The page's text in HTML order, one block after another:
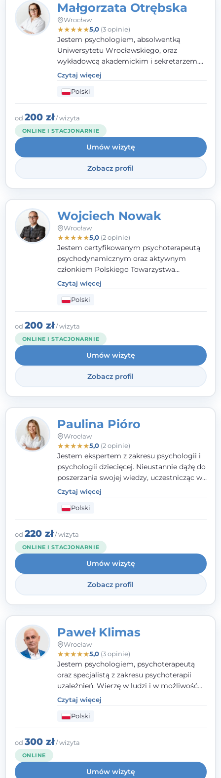
Małgorzata Otrębska
Wrocław
★★★★★5,0(3 opinie)
Jestem psychologiem, absolwentką
Uniwersytetu Wrocławskiego, oraz
wykładowcą akademickim i sekretarzem.
Dodatkowo mam kwalifikacje mediatora,
specjalizując się w sprawach rodzinnych,
cywilnych oraz karnych.
Czytaj więcej
Polski
od 200 zł/ wizyta
ONLINE I STACJONARNIE
Umów wizytę
Zobacz profil
Wojciech Nowak
Wrocław
★★★★★5,0(2 opinie)
Jestem certyfikowanym psychoterapeutą
psychodynamicznym oraz aktywnym
członkiem Polskiego Towarzystwa
Psychoterapii Psychodynamicznej. W
mojej pracy zawodowej kładę duży nacisk
na uważne słuchanie Pacjenta. Interesuje
mnie szczególnie psychoterapia zaburzeń
osobowości, zaburzeń nerwicowych i
lękowych, a także zagadnienia związane z
małżeństwem i rodziną, w tym problemy w
relacjach rodzinnych. Nie specjalizuję się w
uzależnieniach.
Czytaj więcej
Polski
od 200 zł/ wizyta
ONLINE I STACJONARNIE
Umów wizytę
Zobacz profil
Paulina Pióro
Wrocław
★★★★★5,0(2 opinie)
Jestem ekspertem z zakresu psychologii i
psychologii dziecięcej. Nieustannie dążę do
poszerzania swojej wiedzy, uczestnicząc w
różnorodnych szkoleniach. Pracując z
dziećmi, młodzieżą i młodymi dorosłymi
niezwykle ważne jest dla mnie poczucie
bezpieczeństwa, zrozumienia oraz wolności
w wyrażaniu swojego zdania. Kieruję się
etyką zawodową, wierząc, że każdy
człowiek powinien otrzymać wsparcie i
pomoc, by poradzić sobie ze swoimi
problemami.
Czytaj więcej
Polski
od 220 zł/ wizyta
ONLINE I STACJONARNIE
Umów wizytę
Zobacz profil
Paweł Klimas
Wrocław
★★★★★5,0(3 opinie)
Jestem psychologiem, psychoterapeutą
oraz specjalistą z zakresu psychoterapii
uzależnień. Wierzę w ludzi i w możliwość
wprowadzenia zmian w ich życiu. Bardzo
często przekonuje się o tym, że każdy z nas,
w tym Ty i ja, ma wpływ na swoje
szczęście. Należy uwierzyć w siebie i działać
w obranym kierunku.
Czytaj więcej
Polski
od 300 zł/ wizyta
ONLINE
Umów wizytę